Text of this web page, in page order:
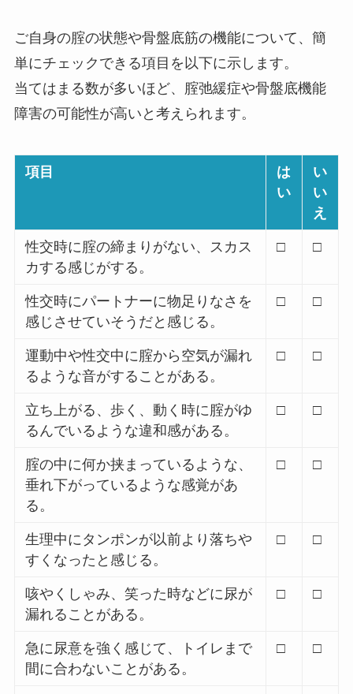
ご自身の腟の状態や骨盤底筋の機能について、簡
単にチェックできる項目を以下に示します。
当てはまる数が多いほど、腟弛緩症や骨盤底機能
障害の可能性が高いと考えられます。
項目
は
い
い
い
え
性交時に腟の締まりがない、スカス
カする感じがする。
□ □
性交時にパートナーに物足りなさを
感じさせていそうだと感じる。
□ □
運動中や性交中に腟から空気が漏れ
るような音がすることがある。
□ □
立ち上がる、歩く、動く時に腟がゆ
るんでいるような違和感がある。
□ □
腟の中に何か挟まっているような、
垂れ下がっているような感覚があ
る。
□ □
生理中にタンポンが以前より落ちや
すくなったと感じる。
□ □
咳やくしゃみ、笑った時などに尿が
漏れることがある。
□ □
急に尿意を強く感じて、トイレまで
間に合わないことがある。
□ □